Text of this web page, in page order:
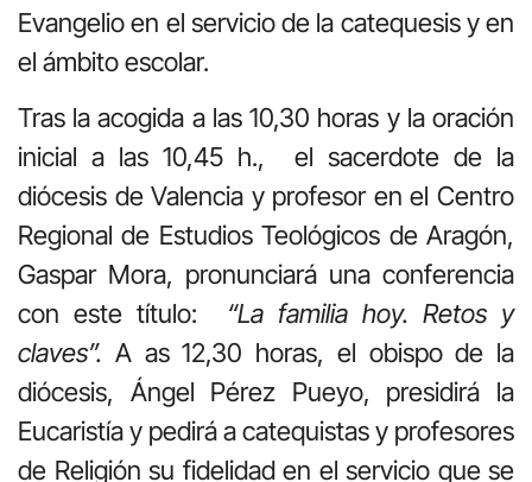
Evangelio en el servicio de la catequesis y en
el ámbito escolar.
Tras la acogida a las 10,30 horas y la oración
inicial a las 10,45 h., el sacerdote de la
diócesis de Valencia y profesor en el Centro
Regional de Estudios Teológicos de Aragón,
Gaspar Mora, pronunciará una conferencia
con este título: “La familia hoy. Retos y
claves”. A as 12,30 horas, el obispo de la
diócesis, Ángel Pérez Pueyo, presidirá la
Eucaristía y pedirá a catequistas y profesores
de Religión su fidelidad en el servicio que se